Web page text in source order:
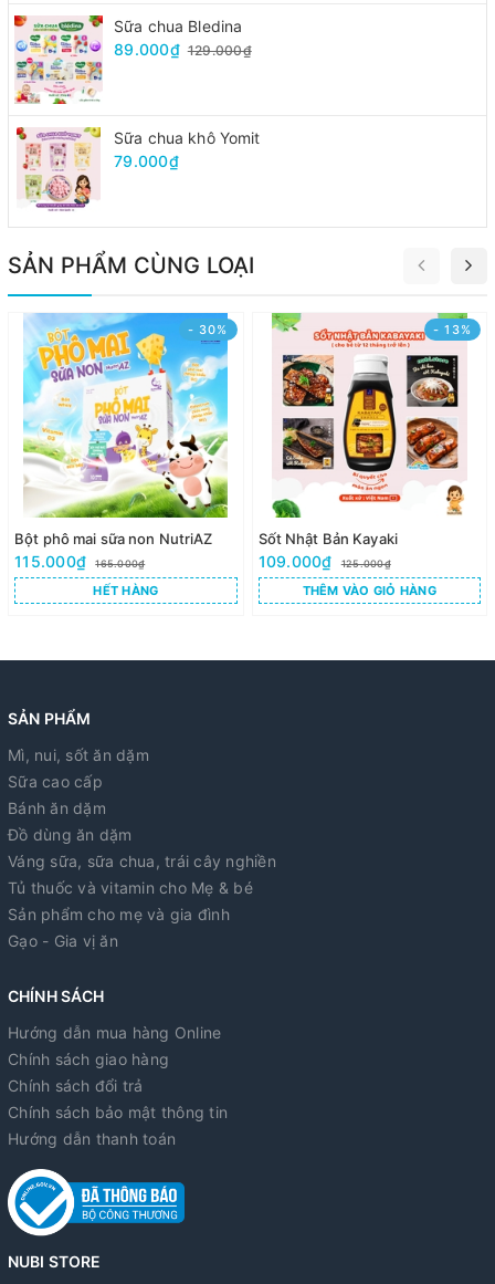
Sữa chua Bledina
89.000₫ 129.000₫
Sữa chua khô Yomit
79.000₫
SẢN PHẨM CÙNG LOẠI
- 30%
Bột phô mai sữa non NutriAZ
115.000₫ 165.000₫
HẾT HÀNG
- 13%
Sốt Nhật Bản Kayaki
109.000₫ 125.000₫
THÊM VÀO GIỎ HÀNG
SẢN PHẨM
Mì, nui, sốt ăn dặm
Sữa cao cấp
Bánh ăn dặm
Đồ dùng ăn dặm
Váng sữa, sữa chua, trái cây nghiền
Tủ thuốc và vitamin cho Mẹ & bé
Sản phẩm cho mẹ và gia đình
Gạo - Gia vị ăn
CHÍNH SÁCH
Hướng dẫn mua hàng Online
Chính sách giao hàng
Chính sách đổi trả
Chính sách bảo mật thông tin
Hướng dẫn thanh toán
NUBI STORE